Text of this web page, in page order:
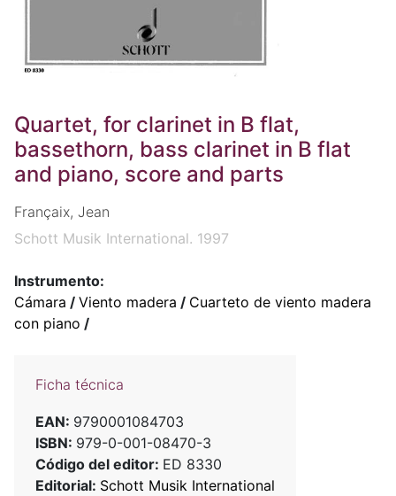
Quartet, for clarinet in B flat,
bassethorn, bass clarinet in B flat
and piano, score and parts
Françaix, Jean
Schott Musik International. 1997
Instrumento:
Cámara / Viento madera / Cuarteto de viento madera
con piano /
Ficha técnica
EAN: 9790001084703
ISBN: 979-0-001-08470-3
Código del editor: ED 8330
Editorial: Schott Musik International